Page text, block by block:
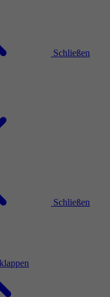
Schließen
Schließen